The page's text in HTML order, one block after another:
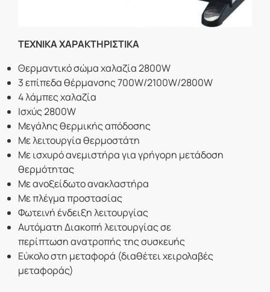
ΤΕΧΝΙΚΑ ΧΑΡΑΚΤΗΡΙΣΤΙΚΑ
Θερμαντικό σώμα χαλαζία 2800W
3 επίπεδα θέρμανσης 700W/2100W/2800W
4 λάμπες χαλαζία
Ισχύς 2800W
Μεγάλης θερμικής απόδοσης
Με λειτουργία θερμοστάτη
Με ισχυρό ανεμιστήρα για γρήγορη μετάδοση
θερμότητας
Με ανοξείδωτο ανακλαστήρα
Με πλέγμα προστασίας
Φωτεινή ένδειξη λειτουργίας
Αυτόματη Διακοπή λειτουργίας σε
περίπτωση ανατροπής της συσκευής
Εύκολο στη μεταφορά (διαθέτει χειρολαβές
μεταφοράς)